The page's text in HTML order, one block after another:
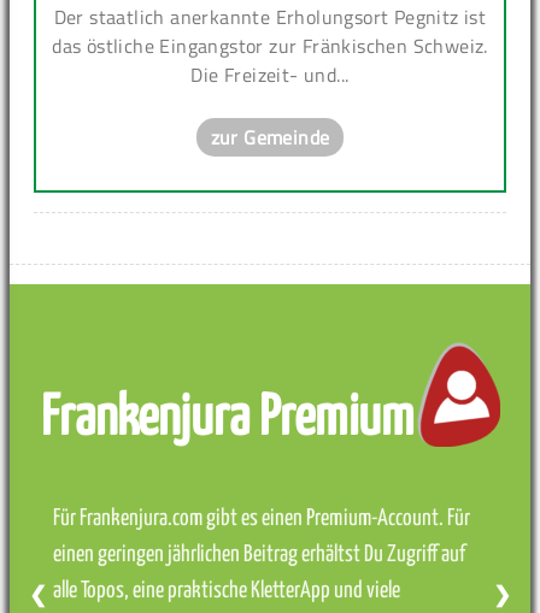
Der staatlich anerkannte Erholungsort Pegnitz ist
das östliche Eingangstor zur Fränkischen Schweiz.
Die Freizeit- und...
zur Gemeinde
Frankenjura Premium
Für Frankenjura.com gibt es einen Premium-Account. Für
einen geringen jährlichen Beitrag erhältst Du Zugriff auf
alle Topos, eine praktische KletterApp und viele
❮ ❯